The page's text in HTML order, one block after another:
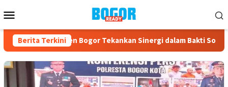
ke
Mobile
Berita Terkini
IBI Kabupaten Bogor Tekankan Sinergi dalam Bakti Sosial